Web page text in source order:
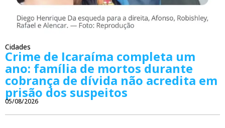
Cidades
Crime de Icaraíma completa um
ano: família de mortos durante
cobrança de dívida não acredita em
prisão dos suspeitos
05/08/2026